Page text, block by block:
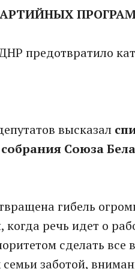
предотвратило
высказал
Союза
гибель
когда речь идет о
сделать
заботой,